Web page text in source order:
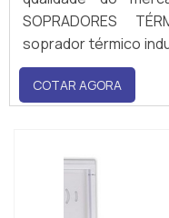
SOPRADORES
soprador térmico
Oval-Q, dispõe
aquecimento de
eletrônica de
COTAR AGORA